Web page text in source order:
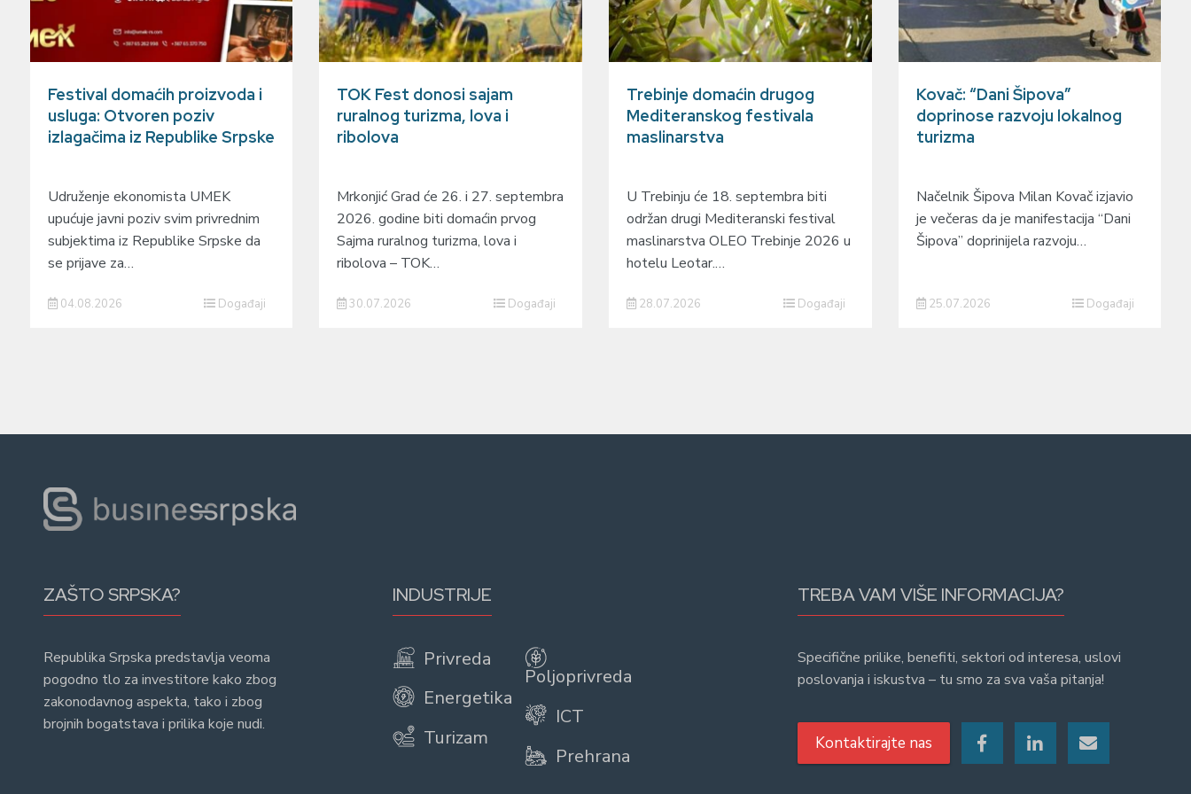
Festival domaćih proizvoda i
usluga: Otvoren poziv
izlagačima iz Republike Srpske
Udruženje ekonomista UMEK
upućuje javni poziv svim privrednim
subjektima iz Republike Srpske da
se prijave za…
04.08.2026 Događaji
TOK Fest donosi sajam
ruralnog turizma, lova i
ribolova
Mrkonjić Grad će 26. i 27. septembra
2026. godine biti domaćin prvog
Sajma ruralnog turizma, lova i
ribolova – TOK…
30.07.2026 Događaji
Trebinje domaćin drugog
Mediteranskog festivala
maslinarstva
U Trebinju će 18. septembra biti
održan drugi Mediteranski festival
maslinarstva OLEO Trebinje 2026 u
hotelu Leotar.…
28.07.2026 Događaji
Kovač: “Dani Šipova”
doprinose razvoju lokalnog
turizma
Načelnik Šipova Milan Kovač izjavio
je večeras da je manifestacija “Dani
Šipova” doprinijela razvoju…
25.07.2026 Događaji
ZAŠTO SRPSKA?
Republika Srpska predstavlja veoma
pogodno tlo za investitore kako zbog
zakonodavnog aspekta, tako i zbog
brojnih bogatstava i prilika koje nudi.
INDUSTRIJE
Privreda
Energetika
Turizam
Poljoprivreda
ICT
Prehrana
TREBA VAM VIŠE INFORMACIJA?
Specifične prilike, benefiti, sektori od interesa, uslovi
poslovanja i iskustva – tu smo za sva vaša pitanja!
Kontaktirajte nas